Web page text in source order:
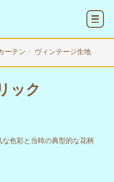
ーテン ヴィンテージ生地
ック
色彩と当時の典型的な花柄